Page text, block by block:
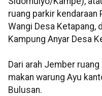
ruang parkir kendaraan
Wangi Desa Ketapang,
Kampung Anyar Desa
Dari arah Jember
makan warung Ayu
Bulusan.